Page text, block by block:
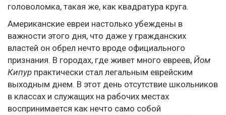
головоломка, такая же, как квадратура круга.
Американские евреи настолько убеждены в
важности этого дня, что даже у гражданских
властей он обрел нечто вроде официального
признания. В городах, где живет много евреев, Йом
Кипур практически стал легальным еврейским
выходным днем. В этот день отсутствие школьников
в классах и служащих на рабочих местах
воспринимается как нечто само собой